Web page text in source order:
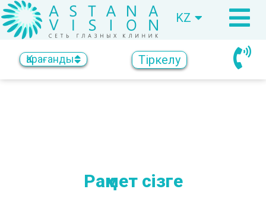
KZ
RU
Қарағанды Тіркелу
Рақмет сізге